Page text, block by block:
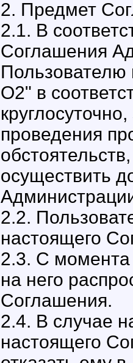
2. Предмет
2.1. В
Соглашения
О2" в
проведения
осуществить
2.2.
настоящего
2.3. С момента
на него
Соглашения.
2.4. В случае
настоящего